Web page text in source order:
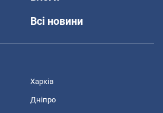
Всі новини
Харків
Дніпро